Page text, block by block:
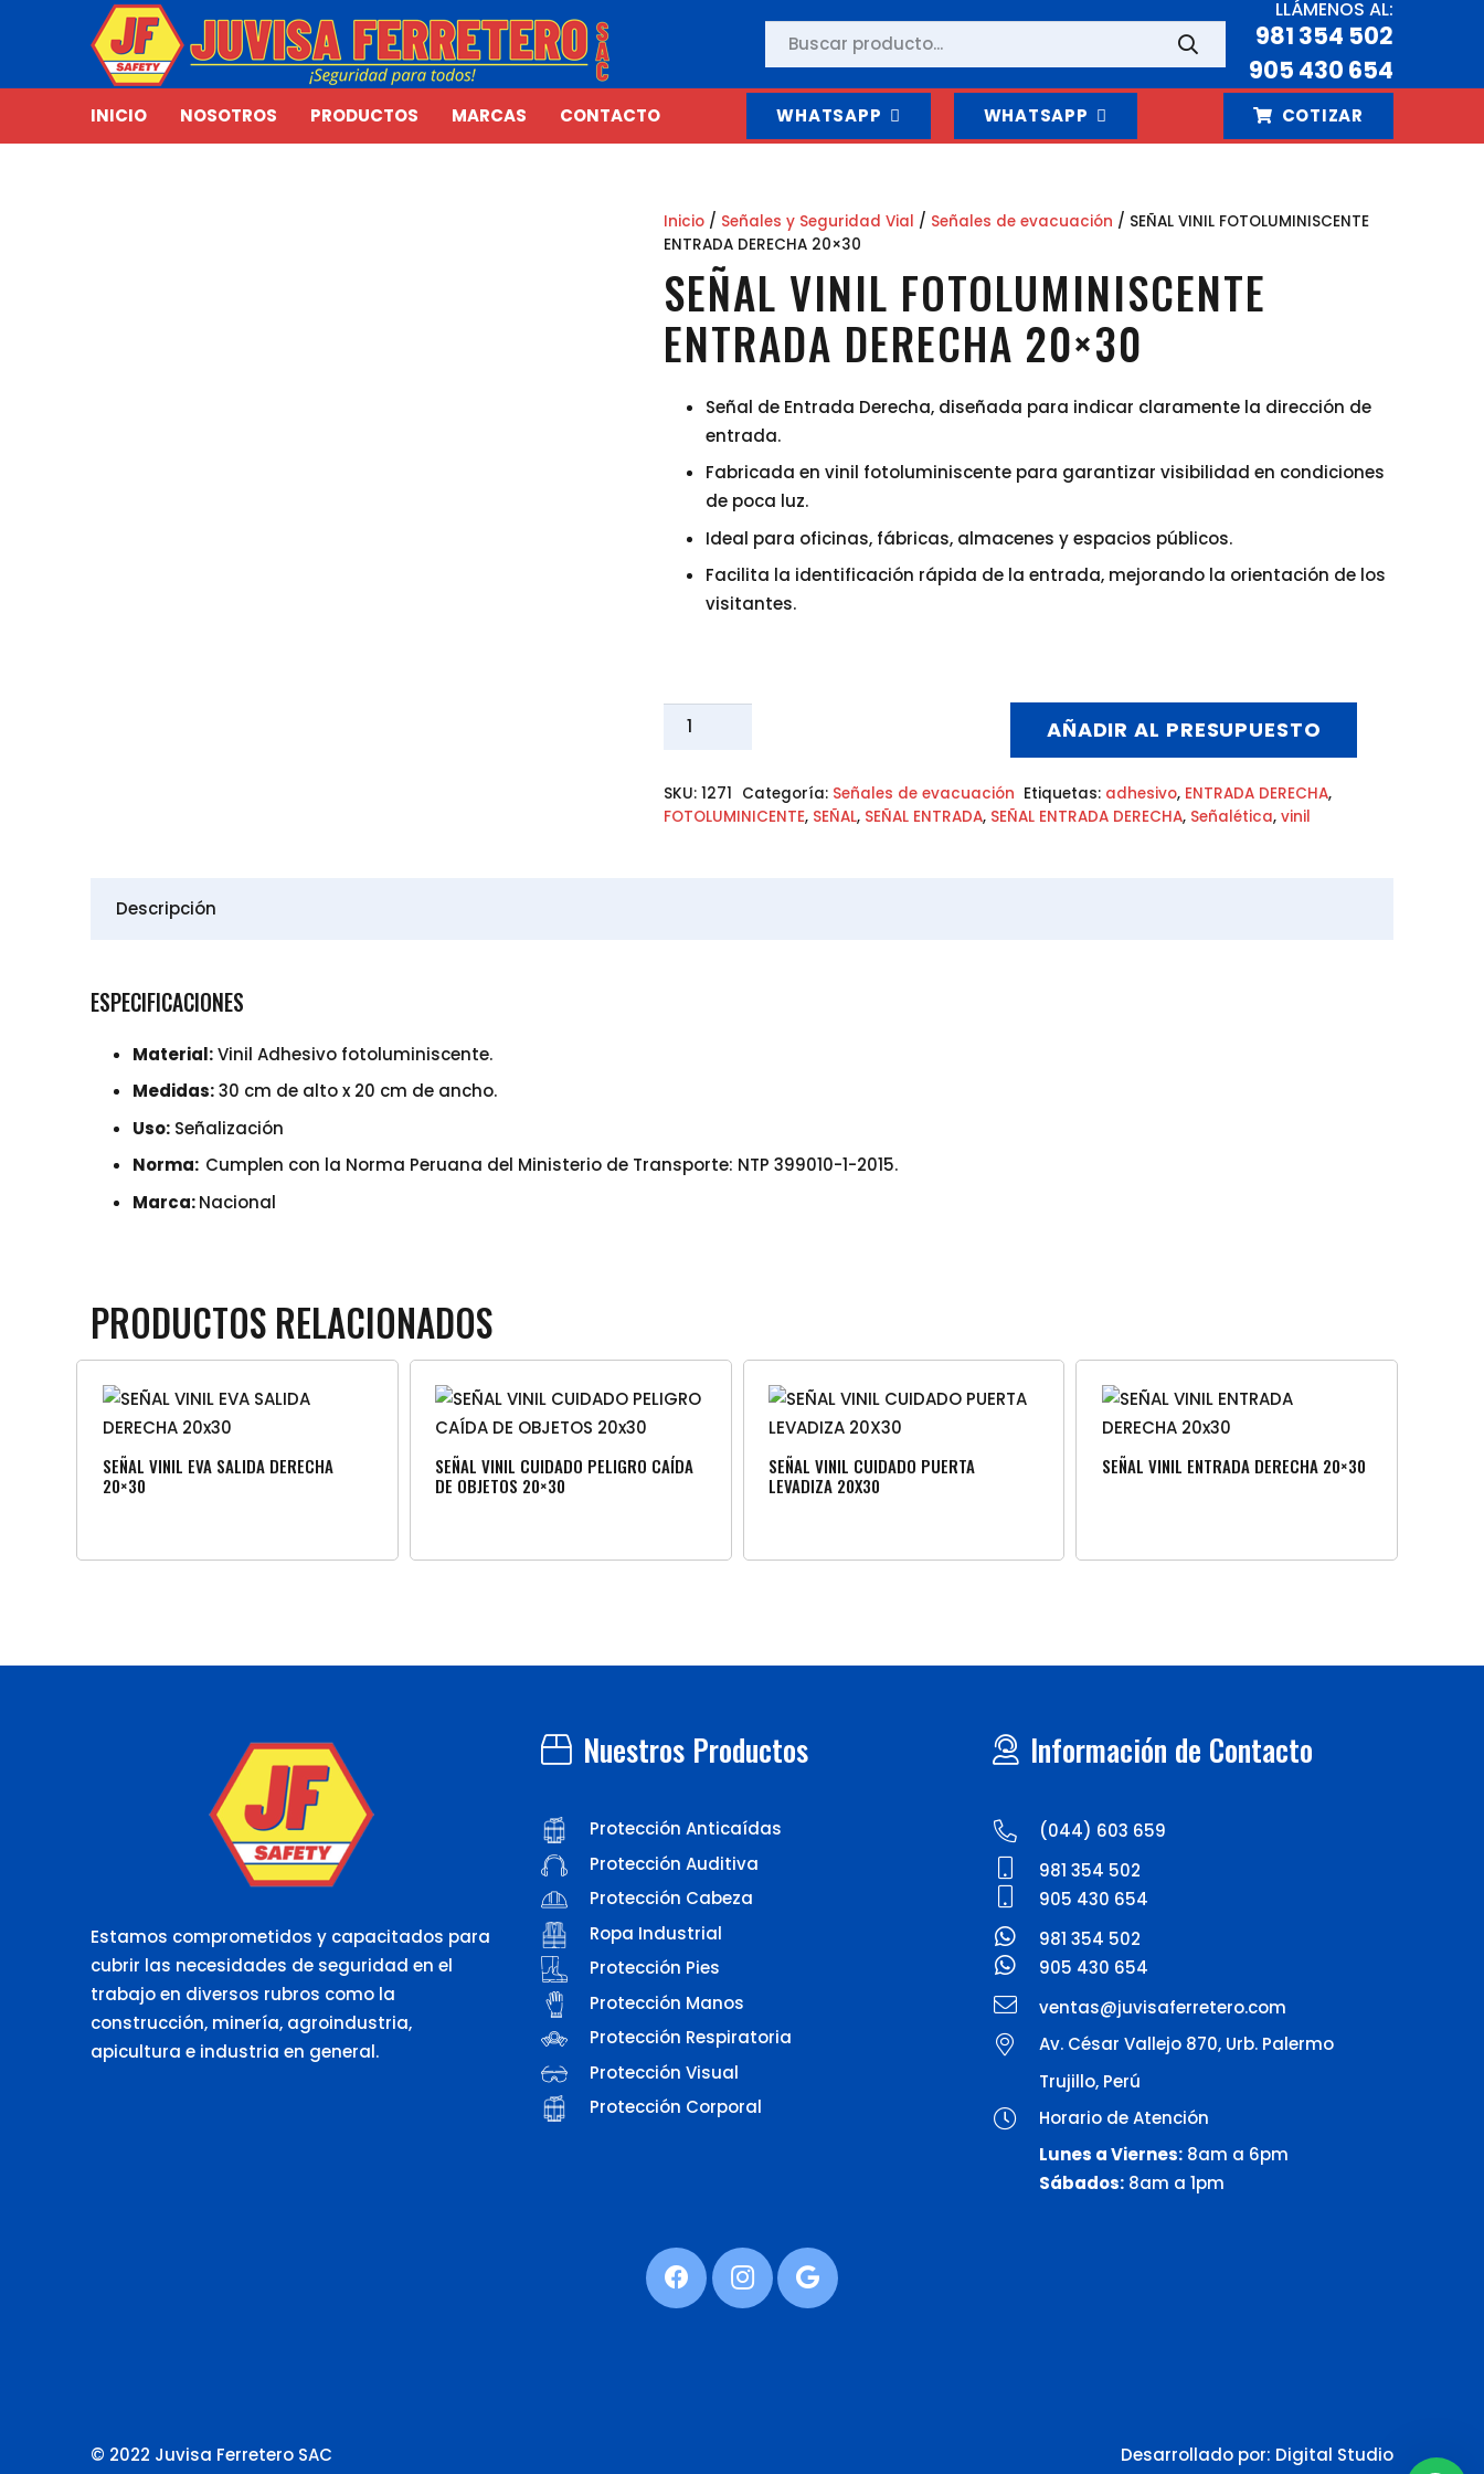
LLÁMENOS AL:
981 354 502
905 430 654
INICIO NOSOTROS PRODUCTOS MARCAS CONTACTO WHATSAPP WHATSAPP COTIZAR
Inicio / Señales y Seguridad Vial / Señales de evacuación / SEÑAL VINIL FOTOLUMINISCENTE
ENTRADA DERECHA 20×30
SEÑAL VINIL FOTOLUMINISCENTE
ENTRADA DERECHA 20×30
Señal de Entrada Derecha, diseñada para indicar claramente la dirección de
entrada.
Fabricada en vinil fotoluminiscente para garantizar visibilidad en condiciones
de poca luz.
Ideal para oficinas, fábricas, almacenes y espacios públicos.
Facilita la identificación rápida de la entrada, mejorando la orientación de los
visitantes.
SEÑAL
ENTRADA
AÑADIR AL PRESUPUESTO
SKU:1271 Categoría: Señales de evacuación Etiquetas: adhesivo, ENTRADA DERECHA,
FOTOLUMINICENTE, SEÑAL, SEÑAL ENTRADA, SEÑAL ENTRADA DERECHA, Señalética,vinil
Descripción
ESPECIFICACIONES
Material:Vinil Adhesivo fotoluminiscente.
Medidas:30 cm de alto x 20 cm de ancho.
Uso:Señalización
Norma: Cumplen con la Norma Peruana del Ministerio de Transporte: NTP 399010-1-2015.
Marca:Nacional
PRODUCTOS RELACIONADOS
SEÑAL VINIL EVA SALIDA DERECHA
20×30
SEÑAL VINIL CUIDADO PELIGRO CAÍDA
DE OBJETOS 20×30
SEÑAL VINIL CUIDADO PUERTA
LEVADIZA 20X30
SEÑAL VINIL ENTRADA DERECHA 20×30
Estamos comprometidos y capacitados para
cubrir las necesidades de seguridad en el
trabajo en diversos rubros como la
construcción, minería, agroindustria,
apicultura e industria en general.
Nuestros Productos
Protección Anticaídas
Protección Auditiva
Protección Cabeza
Ropa Industrial
Protección Pies
Protección Manos
Protección Respiratoria
Protección Visual
Protección Corporal
Información de Contacto
(044) 603 659
981 354 502
905 430 654
981 354 502
905 430 654
ventas@juvisaferretero.com
Av. César Vallejo 870, Urb. Palermo
Trujillo, Perú
Horario de Atención
Lunes a Viernes:8am a 6pm
Sábados:8am a 1pm
© 2022 Juvisa Ferretero SAC Desarrollado por: Digital Studio